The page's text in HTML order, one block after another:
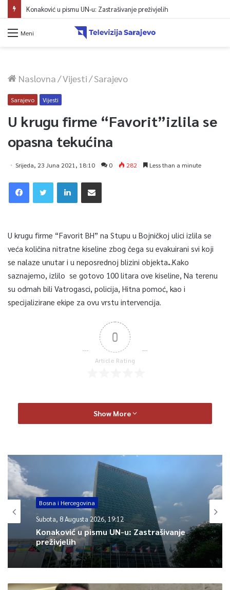
Konaković u pismu UN-u: Zastrašivanje preživjelih
Meni
Naslovna/Vijesti/Sarajevo
Sarajevo Vijesti
U krugu firme “Favorit”izlila se
opasna tekućina
Srijeda, 23 Juna 2021, 18:10 0 282 Less than a minute
U krugu firme “Favorit BH” na Stupu u Bojničkoj ulici izlila se
veća količina nitratne kiseline zbog čega su evakuirani svi koji
se nalaze unutar i u neposrednoj blizini objekta. .Kako
saznajemo, izlilo se gotovo 100 litara ove kiseline, Na terenu
su odmah bili Vatrogasci, policija, Hitna pomoć, kao i
specijalizirane ekipe za ovu vrstu intervencija.
0
Article Rating
Show More
Bosna i Hercegovina
Subota, 8 Augusta 2026, 19:12
Konaković u pismu UN-u: Zastrašivanje
preživjelih